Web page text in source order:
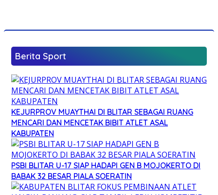
Berita Sport
KEJURPROV MUAYTHAI DI BLITAR SEBAGAI RUANG
MENCARI DAN MENCETAK BIBIT ATLET ASAL
KABUPATEN
PSBI BLITAR U-17 SIAP HADAPI GEN B MOJOKERTO DI
BABAK 32 BESAR PIALA SOERATIN